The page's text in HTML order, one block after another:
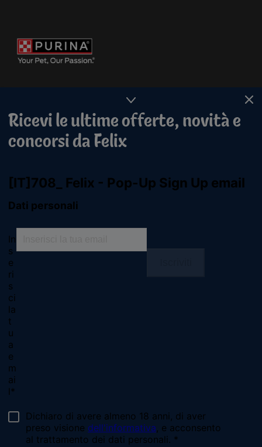
Ricevi le ultime offerte, novità e
concorsi da Felix
Purina
For our partners
Netiquette